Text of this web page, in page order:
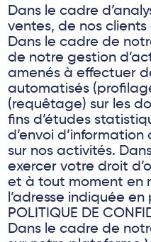
Dans le cadre
ventes, de nos
Dans le cadre de
de notre gestion
amenés à effectuer
automatisés
(requêtage) sur les
fins d’études
d’envoi d’information
sur nos activités.
exercer votre droit
et à tout moment en
l’adresse indiquée
POLITIQUE DE
Dans le cadre de